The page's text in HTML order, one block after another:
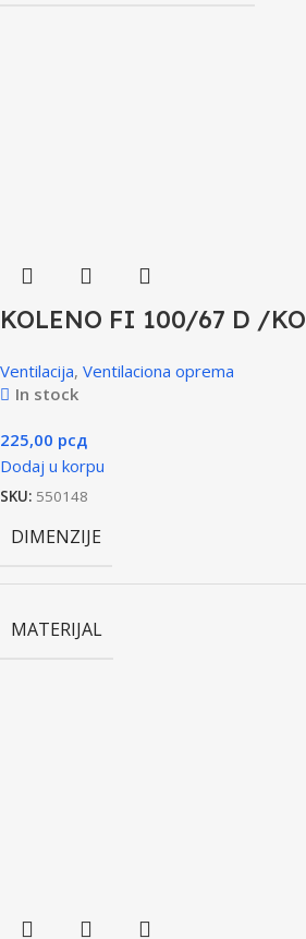
KOLENO FI 100/67 D /KO
Ventilacija, Ventilaciona oprema
In stock
225,00 рсд
Dodaj u korpu
SKU: 550148
DIMENZIJE
MATERIJAL